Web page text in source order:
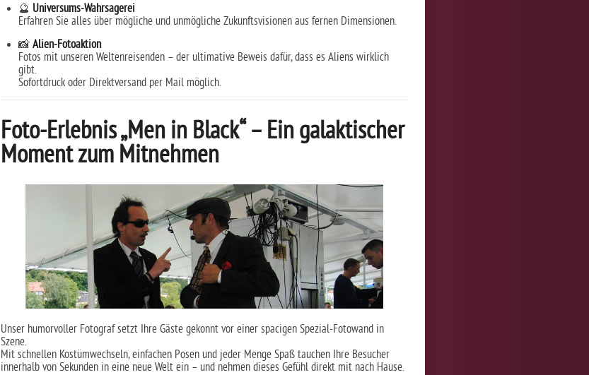
🔮 Universums-Wahrsagerei
Erfahren Sie alles über mögliche und unmögliche Zukunftsvisionen aus fernen Dimensionen.
📸 Alien-Fotoaktion
Fotos mit unseren Weltenreisenden – der ultimative Beweis dafür, dass es Aliens wirklich
gibt.
Sofortdruck oder Direktversand per Mail möglich.
Foto-Erlebnis „Men in Black“ – Ein galaktischer
Moment zum Mitnehmen
Unser humorvoller Fotograf setzt Ihre Gäste gekonnt vor einer spacigen Spezial-Fotowand in
Szene.
Mit schnellen Kostümwechseln, einfachen Posen und jeder Menge Spaß tauchen Ihre Besucher
innerhalb von Sekunden in eine neue Welt ein – und nehmen dieses Gefühl direkt mit nach Hause.